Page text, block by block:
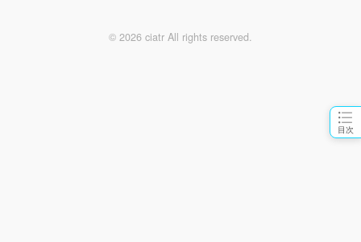
目次
© 2026 ciatr All rights reserved.